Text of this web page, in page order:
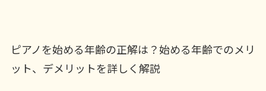
ピアノを始める年齢の正解は？始める年齢でのメリ
ット、デメリットを詳しく解説